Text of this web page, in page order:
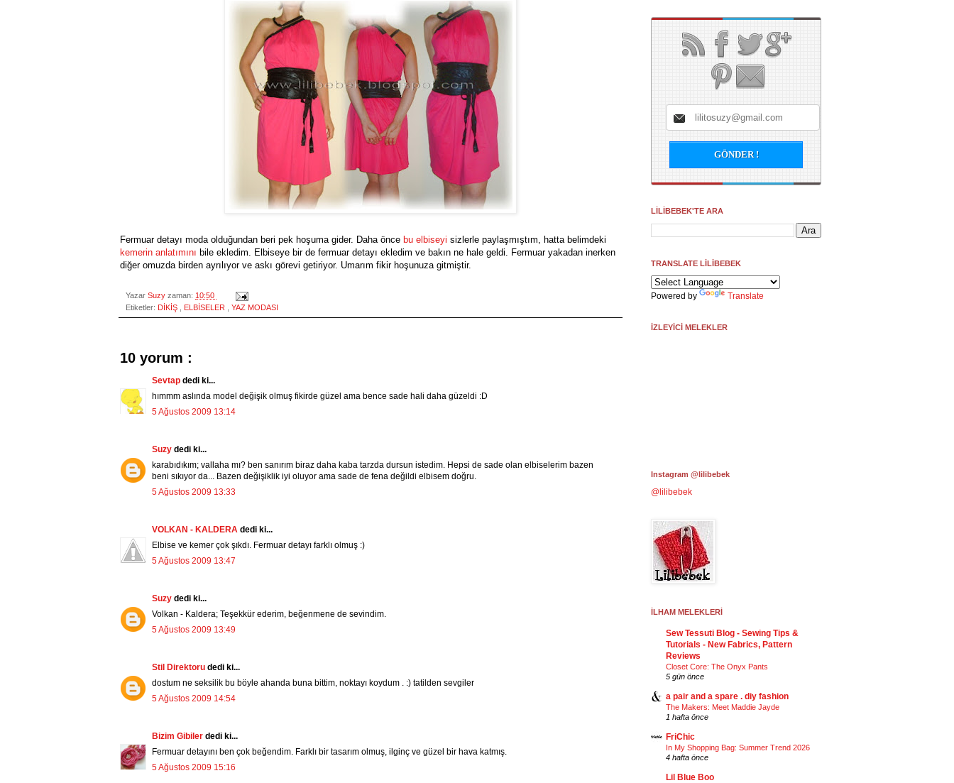
Fermuar detayı moda olduğundan beri pek hoşuma gider. Daha önce bu elbiseyi sizlerle paylaşmıştım, hatta belimdeki
kemerin anlatımını bile ekledim. Elbiseye bir de fermuar detayı ekledim ve bakın ne hale geldi. Fermuar yakadan inerken
diğer omuzda birden ayrılıyor ve askı görevi getiriyor. Umarım fikir hoşunuza gitmiştir.
Yazar Suzy zaman: 10:50
Etiketler: DİKİŞ ELBİSELER YAZ MODASI
10 yorum :
Sevtap dedi ki...
hımmm aslında model değişik olmuş fikirde güzel ama bence sade hali daha güzeldi :D
5 Ağustos 2009 13:14
Suzy dedi ki...
karabıdıkım; vallaha mı? ben sanırım biraz daha kaba tarzda dursun istedim. Hepsi de sade olan elbiselerim bazen
beni sıkıyor da... Bazen değişiklik iyi oluyor ama sade de fena değildi elbisem doğru.
5 Ağustos 2009 13:33
VOLKAN - KALDERA dedi ki...
Elbise ve kemer çok şıkdı. Fermuar detayı farklı olmuş :)
5 Ağustos 2009 13:47
Suzy dedi ki...
Volkan - Kaldera; Teşekkür ederim, beğenmene de sevindim.
5 Ağustos 2009 13:49
Stil Direktoru dedi ki...
dostum ne seksilik bu böyle ahanda buna bittim, noktayı koydum . :) tatilden sevgiler
5 Ağustos 2009 14:54
Bizim Gibiler dedi ki...
Fermuar detayını ben çok beğendim. Farklı bir tasarım olmuş, ilginç ve güzel bir hava katmış.
5 Ağustos 2009 15:16
LİLİBEBEK'TE ARA
TRANSLATE LİLİBEBEK
Powered by Translate
İZLEYİCİ MELEKLER
Instagram @lilibebek
@lilibebek
İLHAM MELEKLERİ
Sew Tessuti Blog - Sewing Tips &
Tutorials - New Fabrics, Pattern
Reviews
Closet Core: The Onyx Pants
5 gün önce
a pair and a spare . diy fashion
The Makers: Meet Maddie Jayde
1 hafta önce
FriChic
In My Shopping Bag: Summer Trend 2026
4 hafta önce
Lil Blue Boo